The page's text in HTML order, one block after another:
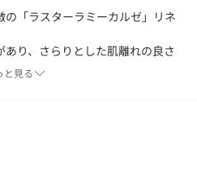
「ラスターラミーカルゼ」リネ
り、さらりとした肌離れの良さ
ます。
が加わると生地目のヨレや縫い
と見る